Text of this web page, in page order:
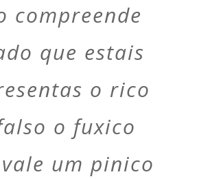
compreende
que estais
o rico
o fuxico
um pinico